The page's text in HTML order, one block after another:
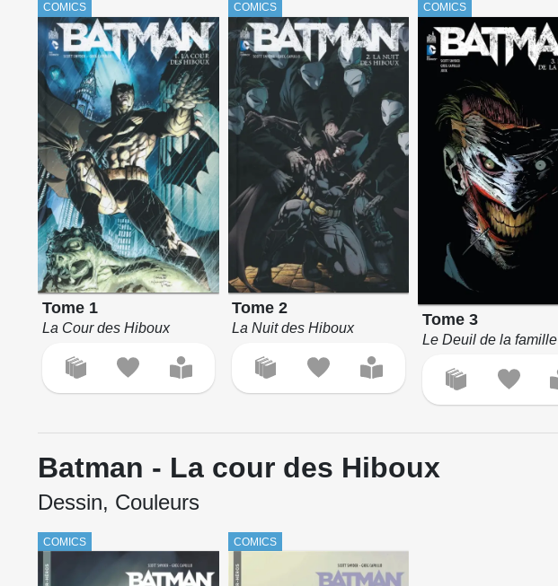
COMICS
Tome 1
La Cour des Hiboux
COMICS
Tome 2
La Nuit des Hiboux
COMICS
Tome 3
Le Deuil de la famille
Batman - La cour des Hiboux
Dessin, Couleurs
COMICS COMICS